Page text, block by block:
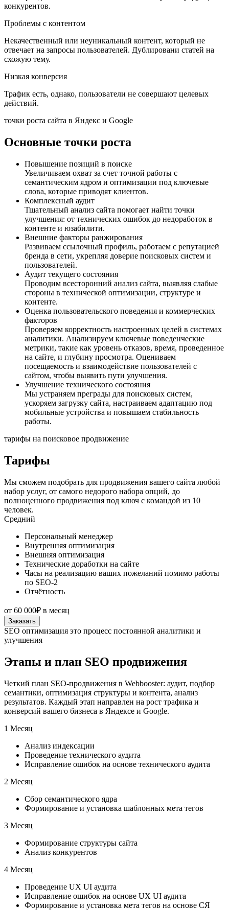
конкурентов.
Проблемы с контентом
Некачественный или неуникальный контент, который не
отвечает на запросы пользователей. Дублировани статей на
схожую тему.
Низкая конверсия
Трафик есть, однако, пользователи не совершают целевых
действий.
точки роста сайта в Яндекс и Google
Основные точки роста
Повышение позиций в поиске
Увеличиваем охват за счет точной работы с
семантическим ядром и оптимизации под ключевые
слова, которые приводят клиентов.
Комплексный аудит
Тщательный анализ сайта помогает найти точки
улучшения: от технических ошибок до недоработок в
контенте и юзабилити.
Внешние факторы ранжирования
Развиваем ссылочный профиль, работаем с репутацией
бренда в сети, укрепляя доверие поисковых систем и
пользователей.
Аудит текущего состояния
Проводим всесторонний анализ сайта, выявляя слабые
стороны в технической оптимизации, структуре и
контенте.
Оценка пользовательского поведения и коммерческих
факторов
Проверяем корректность настроенных целей в системах
аналитики. Анализируем ключевые поведенческие
метрики, такие как уровень отказов, время, проведенное
на сайте, и глубину просмотра. Оцениваем
посещаемость и взаимодействие пользователей с
сайтом, чтобы выявить пути улучшения.
Улучшение технического состояния
Мы устраняем преграды для поисковых систем,
ускоряем загрузку сайта, настраиваем адаптацию под
мобильные устройства и повышаем стабильность
работы.
тарифы на поисковое продвижение
Тарифы
Мы сможем подобрать для продвижения вашего сайта любой
набор услуг, от самого недорого набора опций, до
полноценного продвижения под ключ с командой из 10
человек.
Средний
Персональный менеджер
Внутренняя оптимизация
Внешняя оптимизация
Технические доработки на сайте
Часы на реализацию ваших пожеланий помимо работы
по SEO-2
Отчётность
от 60 000₽ в месяц
Заказать
SEO оптимизация это процесс постоянной аналитики и
улучшения
Этапы и план SEO продвижения
Четкий план SEO-продвижения в Webbooster: аудит, подбор
семантики, оптимизация структуры и контента, анализ
результатов. Каждый этап направлен на рост трафика и
конверсий вашего бизнеса в Яндексе и Google.
1 Месяц
Анализ индексации
Проведение технического аудита
Исправление ошибок на основе технического аудита
2 Месяц
Сбор семантического ядра
Формирование и установка шаблонных мета тегов
3 Месяц
Формирование структуры сайта
Анализ конкурентов
4 Месяц
Проведение UX UI аудита
Исправление ошибок на основе UX UI аудита
Формирование и установка мета тегов на основе СЯ